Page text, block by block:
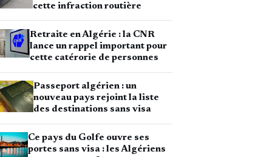
cette infraction routière
Retraite en Algérie : la CNR
lance un rappel important pour
cette catérorie de personnes
Passeport algérien : un
nouveau pays rejoint la liste
des destinations sans visa
Ce pays du Golfe ouvre ses
portes sans visa : les Algériens